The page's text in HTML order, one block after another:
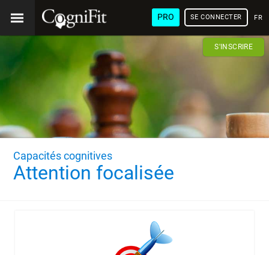
PRO SE CONNECTER
S'INSCRIRE
Capacités cognitives
Attention focalisée